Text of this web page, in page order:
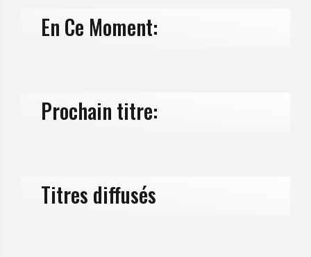
En Ce Moment:
Prochain titre:
Titres diffusés